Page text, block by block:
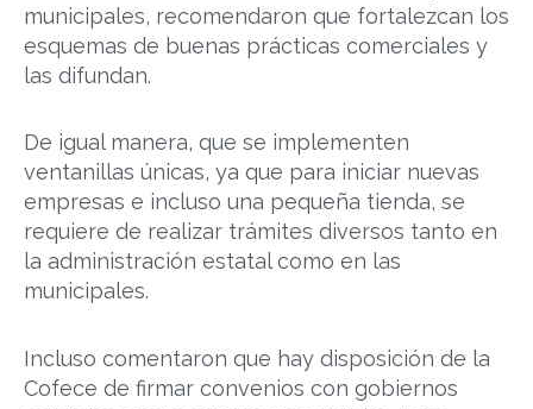
municipales, recomendaron que fortalezcan los
esquemas de buenas prácticas comerciales y
las difundan.
De igual manera, que se implementen
ventanillas únicas, ya que para iniciar nuevas
empresas e incluso una pequeña tienda, se
requiere de realizar trámites diversos tanto en
la administración estatal como en las
municipales.
Incluso comentaron que hay disposición de la
Cofece de firmar convenios con gobiernos